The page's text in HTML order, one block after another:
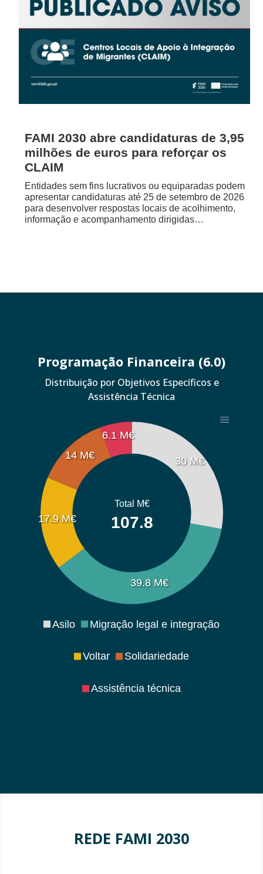
FAMI 2030 abre candidaturas de 3,95
milhões de euros para reforçar os
CLAIM
Entidades sem fins lucrativos ou equiparadas podem
apresentar candidaturas até 25 de setembro de 2026
para desenvolver respostas locais de acolhimento,
informação e acompanhamento dirigidas…
Programação Financeira (6.0)
Distribuição por Objetivos Específicos e
Assistência Técnica
Asilo Migração legal e integração
Voltar Solidariedade
Assistência técnica
30 M€
39.8 M€
17.9 M€
14 M€
6.1 M€
Total M€
107.8
REDE FAMI 2030